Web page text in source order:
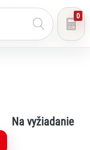
0
Na vyžiadanie